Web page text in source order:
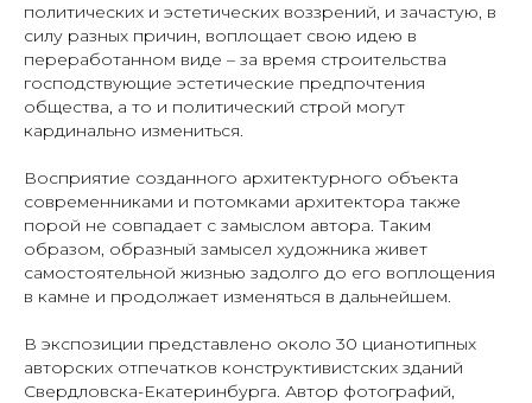
политических и эстетических воззрений, и зачастую, в
силу разных причин, воплощает свою идею в
переработанном виде – за время строительства
господствующие эстетические предпочтения
общества, а то и политический строй могут
кардинально измениться.
Восприятие созданного архитектурного объекта
современниками и потомками архитектора также
порой не совпадает с замыслом автора. Таким
образом, образный замысел художника живет
самостоятельной жизнью задолго до его воплощения
в камне и продолжает изменяться в дальнейшем.
В экспозиции представлено около 30 цианотипных
авторских отпечатков конструктивистских зданий
Свердловска-Екатеринбурга. Автор фотографий,